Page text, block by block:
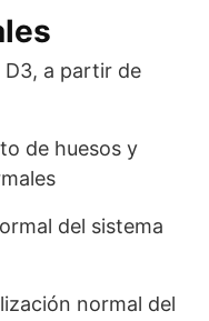
D3, a partir de
de huesos y
del sistema
normal del